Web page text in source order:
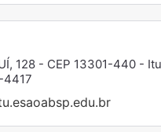
128 - CEP 13301-440 -
4417